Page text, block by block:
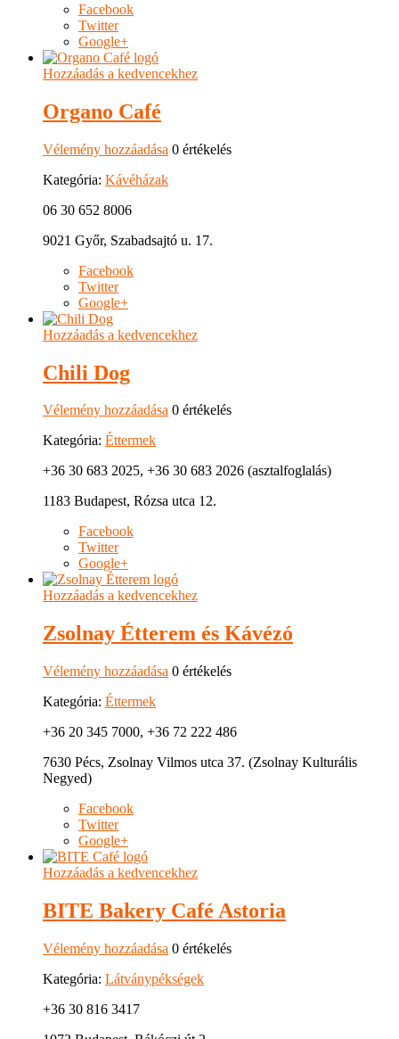
Facebook
Twitter
Google+
Hozzáadás a kedvencekhez
Organo Café
Vélemény hozzáadása 0 értékelés
Kategória: Kávéházak
06 30 652 8006
9021 Győr, Szabadsajtó u. 17.
Facebook
Twitter
Google+
Hozzáadás a kedvencekhez
Chili Dog
Vélemény hozzáadása 0 értékelés
Kategória: Éttermek
+36 30 683 2025, +36 30 683 2026 (asztalfoglalás)
1183 Budapest, Rózsa utca 12.
Facebook
Twitter
Google+
Hozzáadás a kedvencekhez
Zsolnay Étterem és Kávézó
Vélemény hozzáadása 0 értékelés
Kategória: Éttermek
+36 20 345 7000, +36 72 222 486
7630 Pécs, Zsolnay Vilmos utca 37. (Zsolnay Kulturális
Negyed)
Facebook
Twitter
Google+
Hozzáadás a kedvencekhez
BITE Bakery Café Astoria
Vélemény hozzáadása 0 értékelés
Kategória: Látványpékségek
+36 30 816 3417